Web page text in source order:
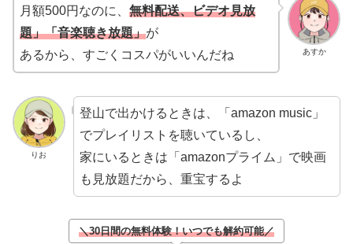
あすか
月額500円なのに、 無料配送、ビデオ見放
題」「音楽聴き放題」が
あるから、すごくコスパがいいんだね
りお
登山で出かけるときは、「amazon music」
でプレイリストを聴いているし、
家にいるときは「amazonプライム」で映画
も見放題だから、重宝するよ
＼30日間の無料体験！いつでも解約可能／